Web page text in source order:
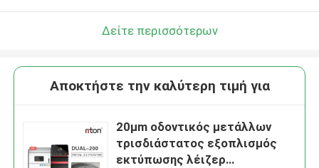
Δείτε περισσότερων
Αποκτήστε την καλύτερη τιμή για
20μm οδοντικός μετάλλων
τρισδιάστατος εξοπλισμός
εκτύπωσης λέιζερ